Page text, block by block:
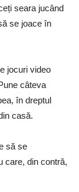
seara jucând
se joace în
jocuri video
câteva
în dreptul
casă.
să se
care, din contră,